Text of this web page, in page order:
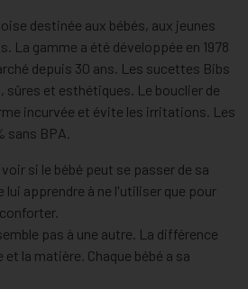
destinée aux bébés, aux jeunes
La gamme a été développée en 1978
depuis 30 ans. Les sucettes Bibs
sûres et esthétiques. Le bouclier de
incurvée et évite les irritations. Les
sans BPA.
si le bébé peut se passer de sa
lui apprendre à ne l'utiliser que pour
pas à une autre. La différence
la matière. Chaque bébé a sa